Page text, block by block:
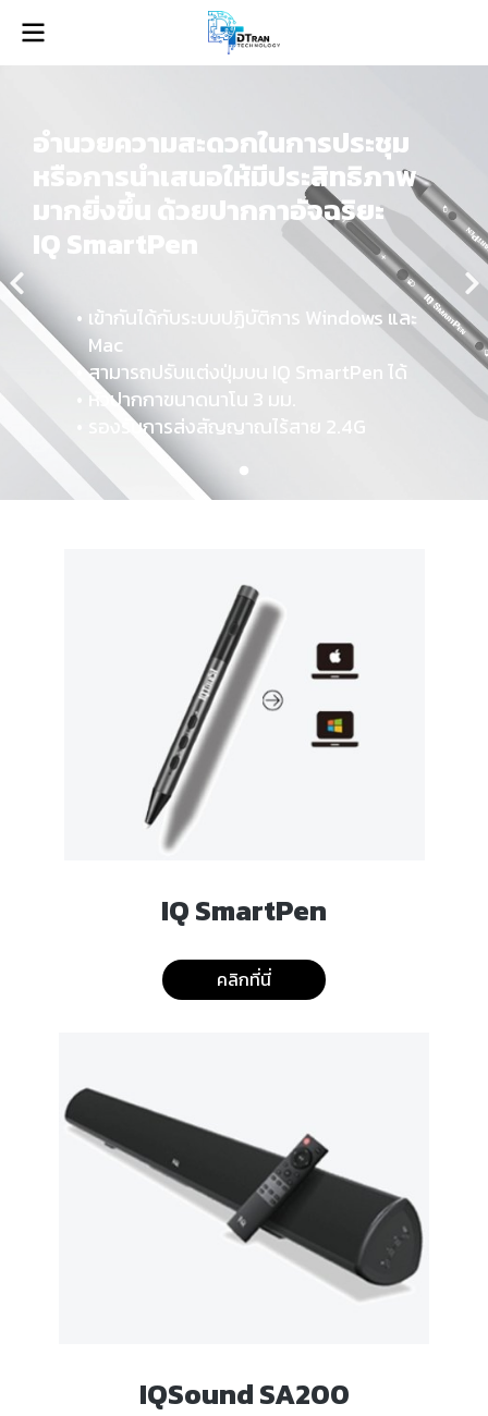
อำนวยความสะดวกในการประชุม
หรือการนำเสนอให้มีประสิทธิภาพ
มากยิ่งขึ้น ด้วยปากกาอัจฉริยะ
IQ SmartPen
เข้ากันได้กับระบบปฏิบัติการ Windows และ
Mac
สามารถปรับแต่งปุ่มบน IQ SmartPen ได้
หัวปากกาขนาดนาโน 3 มม.
รองรับการส่งสัญญาณไร้สาย 2.4G
IQ SmartPen
คลิกที่นี่
IQSound SA200